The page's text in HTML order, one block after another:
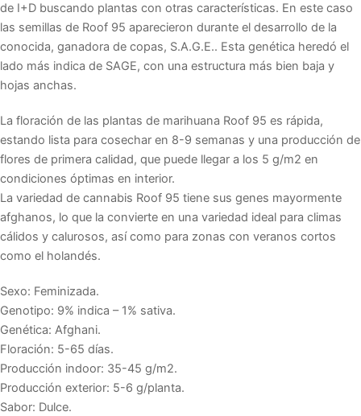
de I+D buscando plantas con otras características. En este caso
las semillas de Roof 95 aparecieron durante el desarrollo de la
conocida, ganadora de copas, S.A.G.E.. Esta genética heredó el
lado más indica de SAGE, con una estructura más bien baja y
hojas anchas.
La floración de las plantas de marihuana Roof 95 es rápida,
estando lista para cosechar en 8-9 semanas y una producción de
flores de primera calidad, que puede llegar a los 5 g/m2 en
condiciones óptimas en interior.
La variedad de cannabis Roof 95 tiene sus genes mayormente
afghanos, lo que la convierte en una variedad ideal para climas
cálidos y calurosos, así como para zonas con veranos cortos
como el holandés.
Sexo: Feminizada.
Genotipo: 9% indica – 1% sativa.
Genética: Afghani.
Floración: 5-65 días.
Producción indoor: 35-45 g/m2.
Producción exterior: 5-6 g/planta.
Sabor: Dulce.